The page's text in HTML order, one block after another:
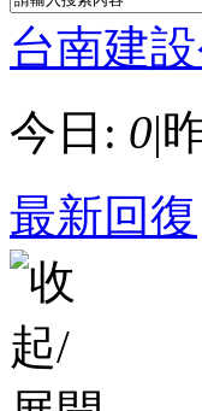
台南建
今日: 0|
最新回復